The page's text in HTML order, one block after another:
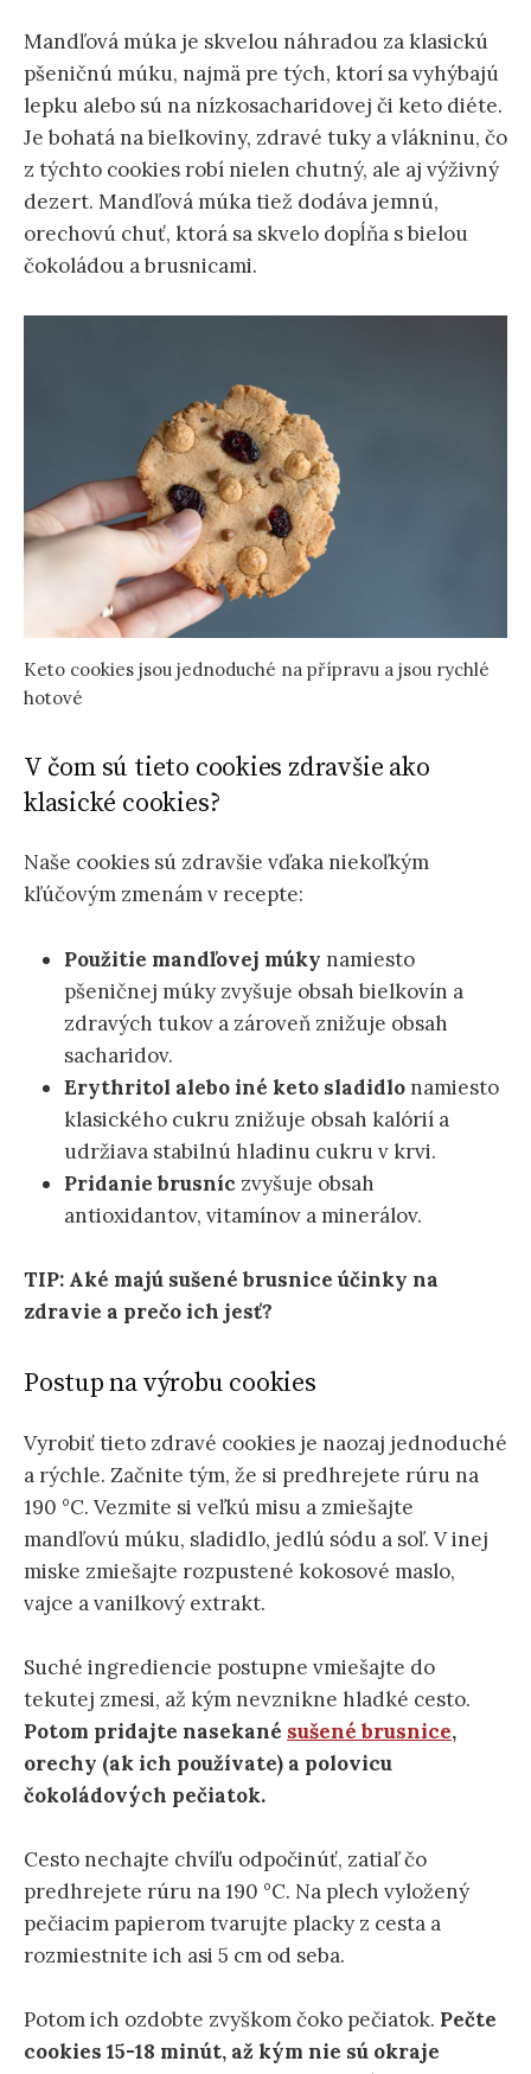
Mandľová múka je skvelou náhradou za klasickú
pšeničnú múku, najmä pre tých, ktorí sa vyhýbajú
lepku alebo sú na nízkosacharidovej či keto diéte.
Je bohatá na bielkoviny, zdravé tuky a vlákninu, čo
z týchto cookies robí nielen chutný, ale aj výživný
dezert. Mandľová múka tiež dodáva jemnú,
orechovú chuť, ktorá sa skvelo dopĺňa s bielou
čokoládou a brusnicami.
Keto cookies jsou jednoduché na přípravu a jsou rychlé
hotové
V čom sú tieto cookies zdravšie ako
klasické cookies?
Naše cookies sú zdravšie vďaka niekoľkým
kľúčovým zmenám v recepte:
Použitie mandľovej múky namiesto
pšeničnej múky zvyšuje obsah bielkovín a
zdravých tukov a zároveň znižuje obsah
sacharidov.
Erythritol alebo iné keto sladidlo namiesto
klasického cukru znižuje obsah kalórií a
udržiava stabilnú hladinu cukru v krvi.
Pridanie brusníc zvyšuje obsah
antioxidantov, vitamínov a minerálov.
TIP: Aké majú sušené brusnice účinky na
zdravie a prečo ich jesť?
Postup na výrobu cookies
Vyrobiť tieto zdravé cookies je naozaj jednoduché
a rýchle. Začnite tým, že si predhrejete rúru na
190 °C. Vezmite si veľkú misu a zmiešajte
mandľovú múku, sladidlo, jedlú sódu a soľ. V inej
miske zmiešajte rozpustené kokosové maslo,
vajce a vanilkový extrakt.
Suché ingrediencie postupne vmiešajte do
tekutej zmesi, až kým nevznikne hladké cesto.
Potom pridajte nasekané sušené brusnice,
orechy (ak ich používate) a polovicu
čokoládových pečiatok.
Cesto nechajte chvíľu odpočinúť, zatiaľ čo
predhrejete rúru na 190 °C. Na plech vyložený
pečiacim papierom tvarujte placky z cesta a
rozmiestnite ich asi 5 cm od seba.
Potom ich ozdobte zvyškom čoko pečiatok. Pečte
cookies 15-18 minút, až kým nie sú okraje